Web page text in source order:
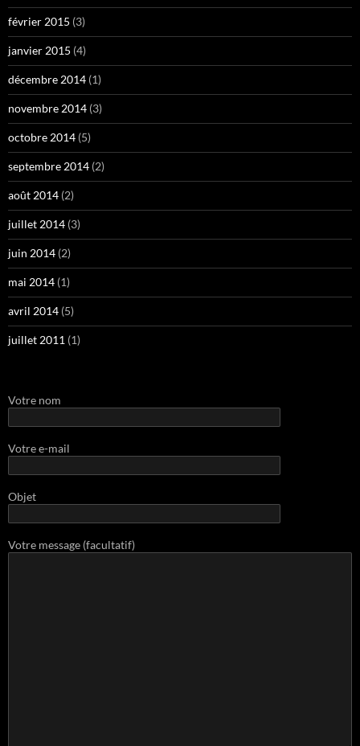
février 2015 (3)
janvier 2015 (4)
décembre 2014 (1)
novembre 2014 (3)
octobre 2014 (5)
septembre 2014 (2)
août 2014 (2)
juillet 2014 (3)
juin 2014 (2)
mai 2014 (1)
avril 2014 (5)
juillet 2011 (1)
Votre nom
Votre e-mail
Objet
Votre message (facultatif)